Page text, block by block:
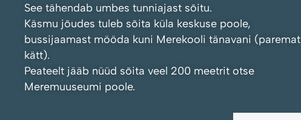
See tähendab umbes tunniajast sõitu.
Käsmu jõudes tuleb sõita küla keskuse poole,
bussijaamast mööda kuni Merekooli tänavani (paremat
kätt).
Peateelt jääb nüüd sõita veel 200 meetrit otse
Meremuuseumi poole.